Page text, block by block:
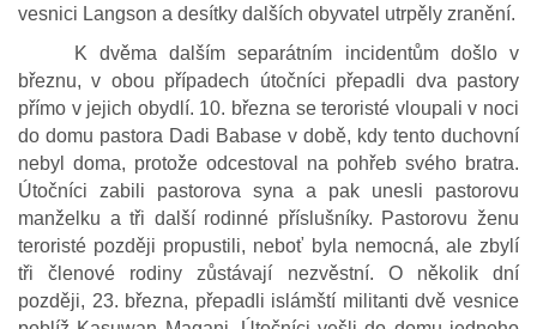
vesnici Langson a desítky dalších obyvatel utrpěly zranění.
K dvěma dalším separátním incidentům došlo v
březnu, v obou případech útočníci přepadli dva pastory
přímo v jejich obydlí. 10. března se teroristé vloupali v noci
do domu pastora Dadi Babase v době, kdy tento duchovní
nebyl doma, protože odcestoval na pohřeb svého bratra.
Útočníci zabili pastorova syna a pak unesli pastorovu
manželku a tři další rodinné příslušníky. Pastorovu ženu
teroristé později propustili, neboť byla nemocná, ale zbylí
tři členové rodiny zůstávají nezvěstní. O několik dní
později, 23. března, přepadli islámští militanti dvě vesnice